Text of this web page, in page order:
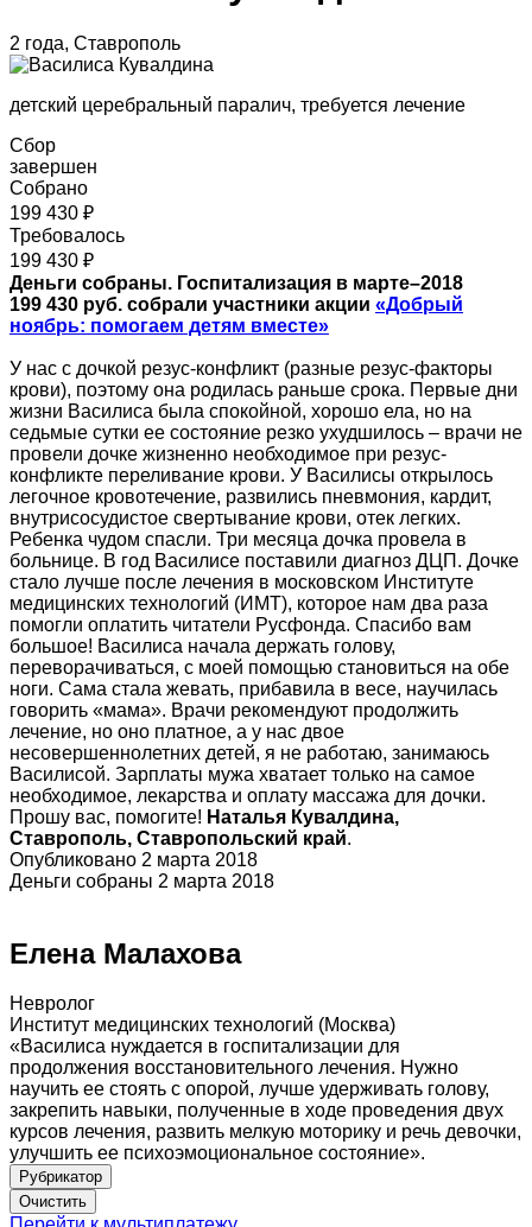
2 года, Ставрополь
детский церебральный паралич, требуется лечение
Сбор
завершен
Собрано
199 430 ₽
Требовалось
199 430 ₽
Деньги собраны. Госпитализация в марте–2018
199 430 руб. собрали участники акции «Добрый
ноябрь: помогаем детям вместе»
У нас с дочкой резус-конфликт (разные резус-факторы
крови), поэтому она родилась раньше срока. Первые дни
жизни Василиса была спокойной, хорошо ела, но на
седьмые сутки ее состояние резко ухудшилось – врачи не
провели дочке жизненно необходимое при резус-
конфликте переливание крови. У Василисы открылось
легочное кровотечение, развились пневмония, кардит,
внутрисосудистое свертывание крови, отек легких.
Ребенка чудом спасли. Три месяца дочка провела в
больнице. В год Василисе поставили диагноз ДЦП. Дочке
стало лучше после лечения в московском Институте
медицинских технологий (ИМТ), которое нам два раза
помогли оплатить читатели Русфонда. Спасибо вам
большое! Василиса начала держать голову,
переворачиваться, с моей помощью становиться на обе
ноги. Сама стала жевать, прибавила в весе, научилась
говорить «мама». Врачи рекомендуют продолжить
лечение, но оно платное, а у нас двое
несовершеннолетних детей, я не работаю, занимаюсь
Василисой. Зарплаты мужа хватает только на самое
необходимое, лекарства и оплату массажа для дочки.
Прошу вас, помогите! Наталья Кувалдина,
Ставрополь, Ставропольский край.
Опубликовано 2 марта 2018
Деньги собраны 2 марта 2018
Елена Малахова
Невролог
Институт медицинских технологий (Москва)
«Василиса нуждается в госпитализации для
продолжения восстановительного лечения. Нужно
научить ее стоять с опорой, лучше удерживать голову,
закрепить навыки, полученные в ходе проведения двух
курсов лечения, развить мелкую моторику и речь девочки,
улучшить ее психоэмоциональное состояние».
Рубрикатор